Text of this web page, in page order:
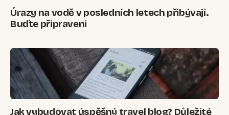
Úrazy na vodě v posledních letech přibývají.
Buďte připraveni
Jak vybudovat úspěšný travel blog? Důležité